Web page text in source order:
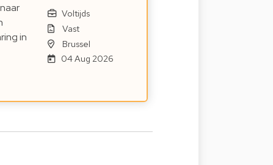
in
Voltijds
Vast
Brussel
04 Aug 2026